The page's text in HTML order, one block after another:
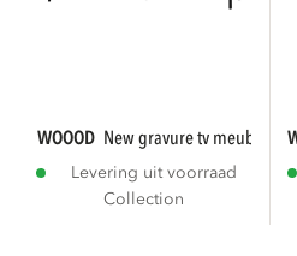
WOOOD new gravure tv meubel
Levering uit voorraad
Collection